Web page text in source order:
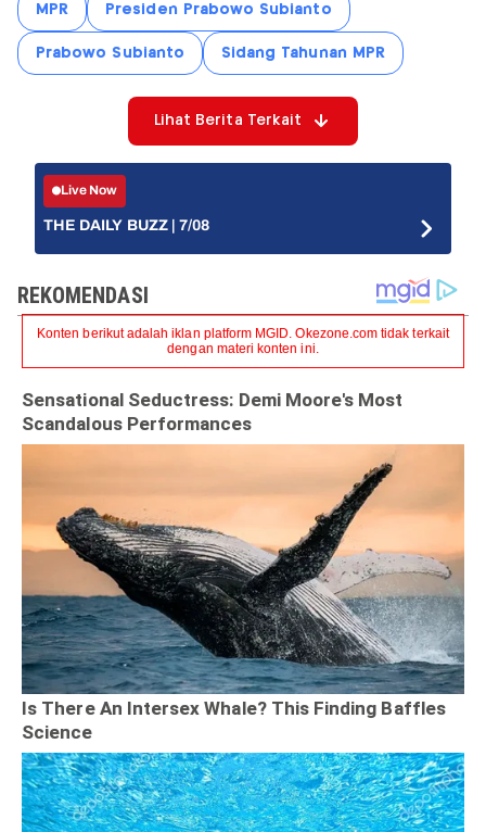
MPR Presiden Prabowo Subianto
Prabowo Subianto Sidang Tahunan MPR
Lihat Berita Terkait
Live Now
THE DAILY BUZZ | 7/08